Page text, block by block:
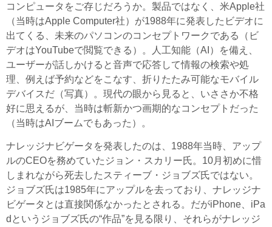
コンピュータをご存じだろうか。製品ではなく、米Apple社
（当時はApple Computer社）が1988年に発表したビデオに
出てくる、未来のパソコンのコンセプトワークである（ビ
デオはYouTubeで閲覧できる）。人工知能（AI）を備え、
ユーザーが話しかけると音声で応答して情報の検索や処
理、例えば予約などをこなす、折りたたみ可能なモバイル
デバイスだ（写真）。現代の眼から見ると、いささか不格
好に思えるが、当時は斬新かつ画期的なコンセプトだった
（当時はAIブームでもあった）。
ナレッジナビゲータを発表したのは、1988年当時、アップ
ルのCEOを務めていたジョン・スカリー氏。10月初めに惜
しまれながら死去したスティーブ・ジョブズ氏ではない。
ジョブズ氏は1985年にアップルを去っており、ナレッジナ
ビゲータとは直接関係なかったとされる。だがiPhone、iPa
dというジョブズ氏の“作品”を見る限り、それらがナレッジ